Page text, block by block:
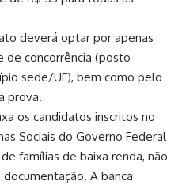
deverá optar por apenas
de concorrência (posto
sede/UF), bem como pelo
prova.
os candidatos inscritos no
Sociais do Governo Federal
famílias de baixa renda, não
A banca